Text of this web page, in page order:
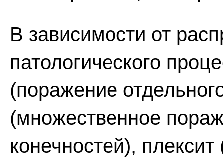
В зависимости от
патологического
(поражение
(множественное
конечностей),